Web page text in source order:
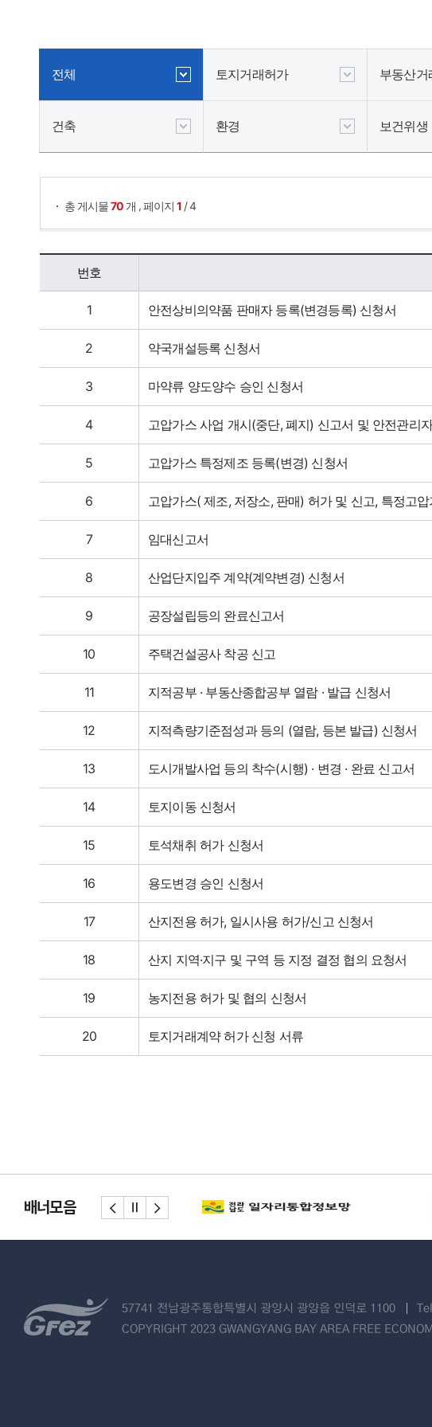
전체 토지거래허가 부동산거
건축 환경 보건위생
총 게시물70 개 ,페이지 1 / 4
민원 업무/서식/담당자(전체) 목록 - 번호, 제목, 부서 정보제공
번호
1 안전상비의약품 판매자 등록(변경등록) 신청서
2 약국개설등록 신청서
3 마약류 양도양수 승인 신청서
4 고압가스 사업 개시(중단, 폐지) 신고서 및 안전관리
5 고압가스 특정제조 등록(변경) 신청서
6 고압가스( 제조, 저장소, 판매) 허가 및 신고, 특정고
7 임대신고서
8 산업단지입주 계약(계약변경) 신청서
9 공장설립등의 완료신고서
10 주택건설공사 착공 신고
11 지적공부 · 부동산종합공부 열람 · 발급 신청서
12 지적측량기준점성과 등의 (열람, 등본 발급) 신청서
13 도시개발사업 등의 착수(시행) · 변경 · 완료 신고서
14 토지이동 신청서
15 토석채취 허가 신청서
16 용도변경 승인 신청서
17 산지전용 허가, 일시사용 허가/신고 신청서
18 산지 지역·지구 및 구역 등 지정 결정 협의 요청서
19 농지전용 허가 및 협의 신청서
20 토지거래계약 허가 신청 서류
배너모음
57741 전남광주통합특별시 광양시 광양읍 인덕로 1100
COPYRIGHT 2023 GWANGYANG BAY AREA FREE